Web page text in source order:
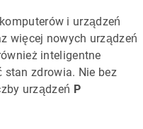
i urządzeń
więcej nowych urządzeń
inteligentne
zdrowia. Nie bez
urządzeń P